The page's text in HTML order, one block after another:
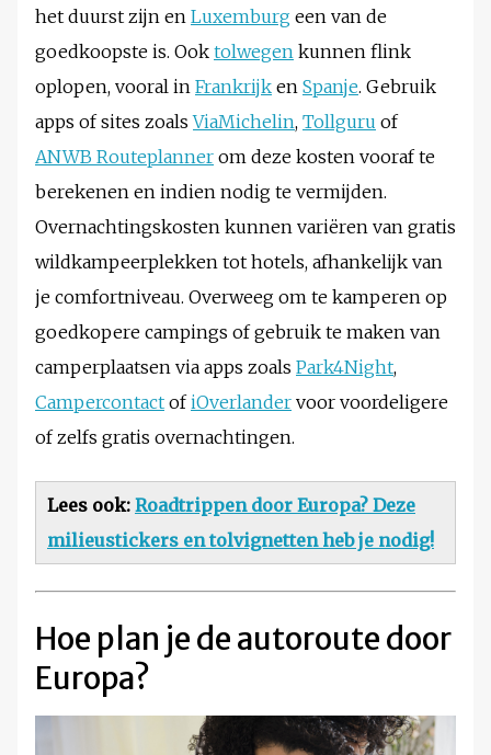
het duurst zijn en Luxemburg een van de
goedkoopste is. Ook tolwegen kunnen flink
oplopen, vooral in Frankrijk en Spanje. Gebruik
apps of sites zoalsViaMichelin, Tollguru of
ANWB Routeplanner om deze kosten vooraf te
berekenen en indien nodig te vermijden.
Overnachtingskosten kunnen variëren van gratis
wildkampeerplekken tot hotels, afhankelijk van
je comfortniveau. Overweeg om te kamperen op
goedkopere campings of gebruik te maken van
camperplaatsen via apps zoals Park4Night,
Campercontact ofiOverlander voor voordeligere
of zelfs gratis overnachtingen.
Lees ook: Roadtrippen door Europa? Deze
milieustickers en tolvignetten heb je nodig!
Hoe plan je de autoroute door
Europa?